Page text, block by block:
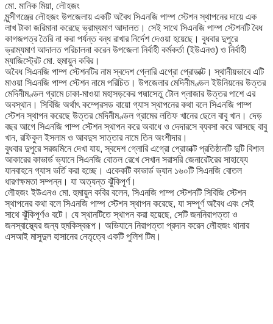
মো. মানিক মিয়া, লৌহজং
মুন্সীগঞ্জের লৌহজং উপজেলায় একটি অবৈধ সিএনজি পাম্প স্টেশন স্থাপনের দায়ে এক
লাখ টাকা জরিমানা করেছে ভ্রাম্যমাণ আদালত। সেই সাথে সিএনজি পাম্প স্টেশনটি বৈধ
কাগজপত্র তৈরি না করা পর্যন্ত বন্ধ রাখার নির্দেশ দেওয়া হয়েছে। বুধবার দুপুরে
ভ্রাম্যমাণ আদালত পরিচালনা করেন উপজেলা নির্বাহী কর্মকর্তা (ইউএনও) ও নির্বাহী
ম্যাজিস্ট্রেট মো. হুমায়ুন কবির।
অবৈধ সিএনজি পাম্প স্টেশনটির নাম স্বদেশ গ্লোরি এগ্রো প্রোডাক্ট। স্থানীয়ভাবে এটি
মাওয়া সিএনজি পাম্প স্টেশন নামে পরিচিত। উপজেলার মেদিনীমণ্ডল ইউনিয়নের উত্তর
মেদিনীমণ্ডল গ্রামে ঢাকা-মাওয়া মহাসড়কের পদ্মাসেতু টোল প্লাজার উত্তর পাশে এর
অবস্থান। সিবিজি অর্থাৎ কম্প্রেসড বায়ো গ্যাস স্থাপনের কথা বলে সিএনজি পাম্প
স্টেশন স্থাপন করেছে উত্তর মেদিনীমণ্ডল গ্রামের লতিফ খানের ছেলে বাবু খান। দেড়
বছর আগে সিএনজি পাম্প স্টেশন স্থাপন করে অবাধে ও দেদারসে ব্যবসা করে আসছে বাবু
খান, রফিকুল ইসলাম ও আবদুস সাত্তার নামে তিন অংশীদার।
বুধবার দুপুরে সরজমিনে দেখা যায়, স্বদেশ গ্লোরি এগ্রো প্রোডাক্ট প্রতিষ্ঠানটি দুটি বিশাল
আকারের কাভার্ড ভ্যানে সিএনজি বোতল রেখে সেখান সরাসরি জেনারেটরের সাহায্যে
যানবাহনে গ্যাস ভর্তি করা হচ্ছে। একেকটি কাভার্ড ভ্যান ১৬০টি সিএনজি বোতল
ধারণক্ষমতা সম্পন্ন। যা অত্যন্ত ঝুঁকিপূর্ণ।
লৌহজং ইউএনও মো. হুমায়ুন কবির বলেন, সিএনজি পাম্প স্টেশনটি সিবিজি স্টেশন
স্থাপনের কথা বলে সিএনজি পাম্প স্টেশন স্থাপন করেছে, যা সম্পূর্ণ অবৈধ এবং সেই
সাথে ঝুঁকিপূর্ণও বটে। যে স্থানটিতে স্থাপন করা হয়েছে, সেটি জননিরাপত্তা ও
জনস্বাস্থ্যের জন্য হুমকিস্বরূপ। অভিযানে নিরাপত্তা প্রদান করেন লৌহজং থানার
এসআই মাসুদুল হাসানের নেতৃত্বে একটি পুলিশ টিম।